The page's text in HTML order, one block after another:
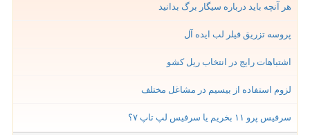
هر آنچه باید درباره سیگار برگ بدانید
پروسه تزریق فیلر لب ایده آل
اشتباهات رایج در انتخاب ریل کشو
لزوم استفاده از بیسیم در مشاغل مختلف
سرفیس پرو ۱۱ بخریم یا سرفیس لپ تاپ ۷؟